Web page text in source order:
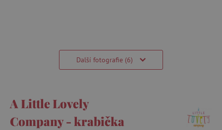
Další fotografie (6)
A Little Lovely
Company - krabička